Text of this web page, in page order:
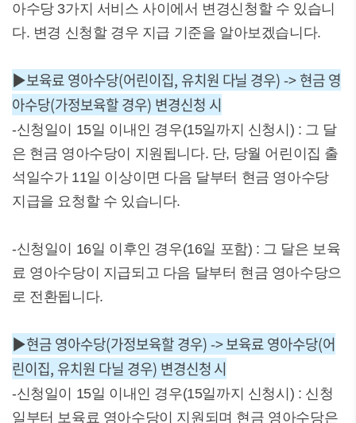
아수당 3가지 서비스 사이에서 변경신청할 수 있습니
다. 변경 신청할 경우 지급 기준을 알아보겠습니다.
▶보육료 영아수당(어린이집, 유치원 다닐 경우) -> 현금 영
아수당(가정보육할 경우) 변경신청 시
-신청일이 15일 이내인 경우(15일까지 신청시) : 그 달
은 현금 영아수당이 지원됩니다. 단, 당월 어린이집 출
석일수가 11일 이상이면 다음 달부터 현금 영아수당
지급을 요청할 수 있습니다.
-신청일이 16일 이후인 경우(16일 포함) : 그 달은 보육
료 영아수당이 지급되고 다음 달부터 현금 영아수당으
로 전환됩니다.
▶현금 영아수당(가정보육할 경우) -> 보육료 영아수당(어
린이집, 유치원 다닐 경우) 변경신청 시
-신청일이 15일 이내인 경우(15일까지 신청시) : 신청
일부터 보육료 영아수당이 지원되며 현금 영아수당은